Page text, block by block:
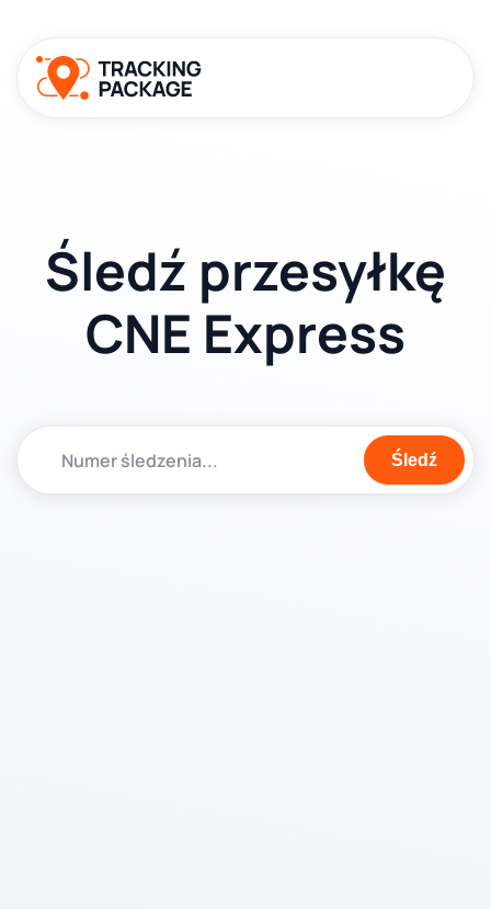
Śledź przesyłkę
CNE Express
Śledź